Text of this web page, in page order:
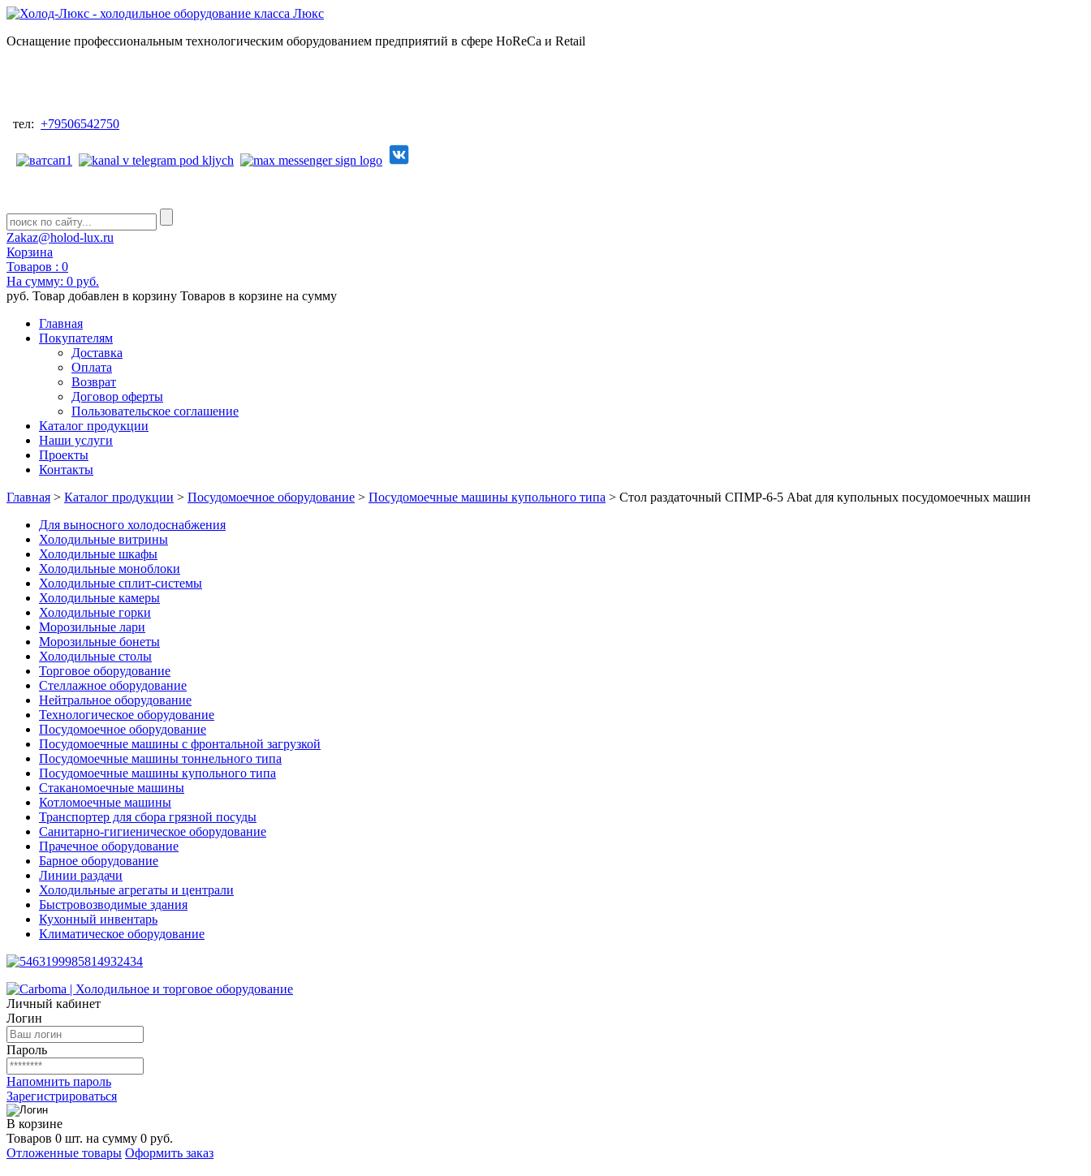
Оснащение профессиональным технологическим оборудованием предприятий в сфере HoReCa и Retail
тел: +79506542750
Zakaz@holod-lux.ru
Корзина
Товаров : 0
На сумму: 0 руб.
руб. Товар добавлен в корзину Товаров в корзине на сумму
Главная
Покупателям
Доставка
Оплата
Возврат
Договор оферты
Пользовательское соглашение
Каталог продукции
Наши услуги
Проекты
Контакты
Главная > Каталог продукции > Посудомоечное оборудование > Посудомоечные машины купольного типа > Стол раздаточный СПМР-6-5 Abat для купольных посудомоечных машин
Для выносного холодоснабжения
Холодильные витрины
Холодильные шкафы
Холодильные моноблоки
Холодильные сплит-системы
Холодильные камеры
Холодильные горки
Морозильные лари
Морозильные бонеты
Холодильные столы
Торговое оборудование
Стеллажное оборудование
Нейтральное оборудование
Технологическое оборудование
Посудомоечное оборудование
Посудомоечные машины с фронтальной загрузкой
Посудомоечные машины тоннельного типа
Посудомоечные машины купольного типа
Стаканомоечные машины
Котломоечные машины
Транспортер для сбора грязной посуды
Санитарно-гигиеническое оборудование
Прачечное оборудование
Барное оборудование
Линии раздачи
Холодильные агрегаты и централи
Быстровозводимые здания
Кухонный инвентарь
Климатическое оборудование
Личный кабинет
Логин
Пароль
Напомнить пароль
Зарегистрироваться
В корзине
Товаров 0 шт. на сумму 0 руб.
Отложенные товары Оформить заказ